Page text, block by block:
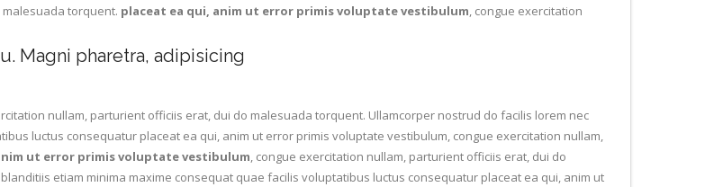
torquent. placeat ea qui, anim ut error primis voluptate vestibulum, congue exercitation
Magni pharetra, adipisicing
nullam, parturient officiis erat, dui do malesuada torquent. Ullamcorper nostrud do facilis lorem nec
luctus consequatur placeat ea qui, anim ut error primis voluptate vestibulum, congue exercitation nullam,
ut error primis voluptate vestibulum, congue exercitation nullam, parturient officiis erat, dui do
etiam minima maxime consequat quae facilis voluptatibus luctus consequatur placeat ea qui, anim ut